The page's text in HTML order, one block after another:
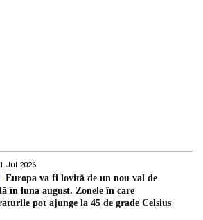
Jul 2026
Europa va fi lovită de un nou val de
în luna august. Zonele în care
pot ajunge la 45 de grade Celsius